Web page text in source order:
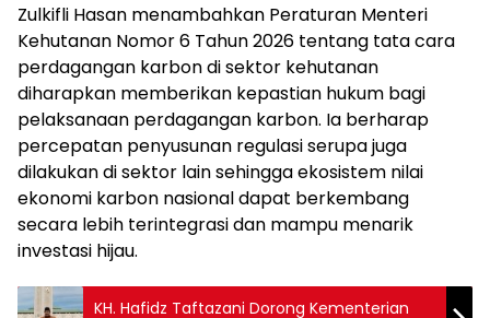
Zulkifli Hasan menambahkan Peraturan Menteri
Kehutanan Nomor 6 Tahun 2026 tentang tata cara
perdagangan karbon di sektor kehutanan
diharapkan memberikan kepastian hukum bagi
pelaksanaan perdagangan karbon. Ia berharap
percepatan penyusunan regulasi serupa juga
dilakukan di sektor lain sehingga ekosistem nilai
ekonomi karbon nasional dapat berkembang
secara lebih terintegrasi dan mampu menarik
investasi hijau.
KH. Hafidz Taftazani Dorong Kementerian